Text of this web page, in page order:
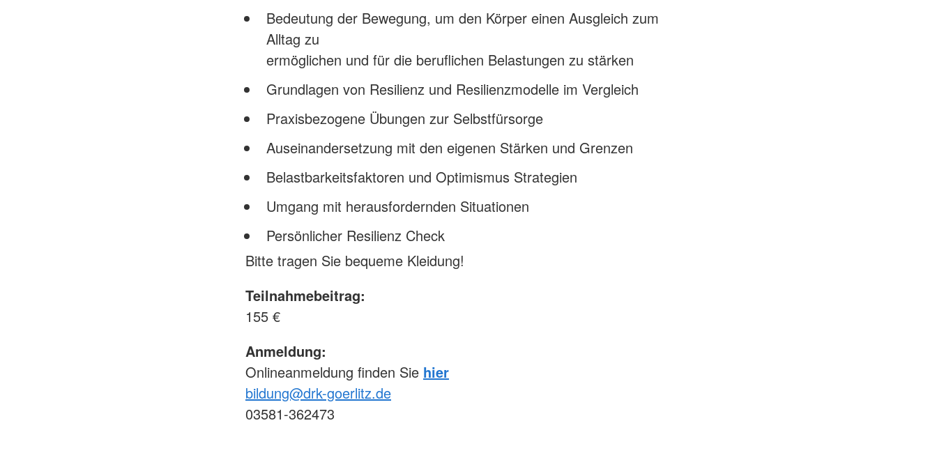
Bedeutung der Bewegung, um den Körper einen Ausgleich zum
Alltag zu
ermöglichen und für die beruflichen Belastungen zu stärken
Grundlagen von Resilienz und Resilienzmodelle im Vergleich
Praxisbezogene Übungen zur Selbstfürsorge
Auseinandersetzung mit den eigenen Stärken und Grenzen
Belastbarkeitsfaktoren und Optimismus Strategien
Umgang mit herausfordernden Situationen
Persönlicher Resilienz Check
Bitte tragen Sie bequeme Kleidung!
Teilnahmebeitrag:
155 €
Anmeldung:
Onlineanmeldung finden Sie hier
bildung@drk-goerlitz.de
03581-362473